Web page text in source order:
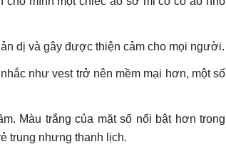
dị và gây được thiện cảm cho mọi người.
như vest trở nên mềm mại hơn, một số
Màu trắng của mặt số nổi bật hơn trong
trung nhưng thanh lịch.